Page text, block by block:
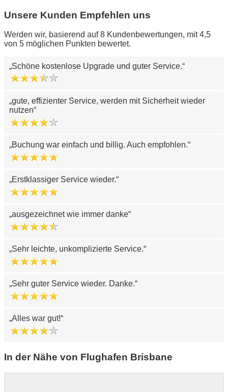
Unsere Kunden Empfehlen uns
Werden wir, basierend auf 8 Kundenbewertungen, mit 4,5
von 5 möglichen Punkten bewertet.
Schöne kostenlose Upgrade und guter Service.
gute, effizienter Service, werden mit Sicherheit wieder
nutzen
Buchung war einfach und billig. Auch empfohlen.
Erstklassiger Service wieder.
ausgezeichnet wie immer danke
Sehr leichte, unkomplizierte Service.
Sehr guter Service wieder. Danke.
Alles war gut!
In der Nähe von Flughafen Brisbane